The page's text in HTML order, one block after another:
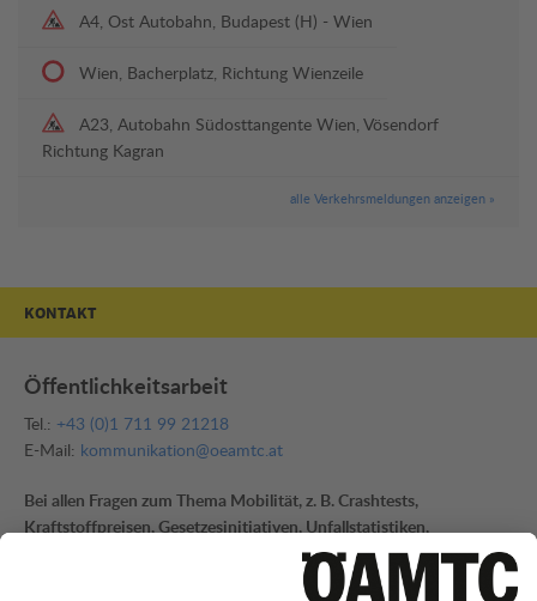
A4, Ost Autobahn, Budapest (H) - Wien
Wien, Bacherplatz, Richtung Wienzeile
A23, Autobahn Südosttangente Wien, Vösendorf
Richtung Kagran
alle Verkehrsmeldungen anzeigen »
KONTAKT
Öffentlichkeitsarbeit
Tel.: +43 (0)1 711 99 21218
E-Mail: kommunikation@oeamtc.at
Bei allen Fragen zum Thema Mobilität, z. B. Crashtests,
Kraftstoffpreisen, Gesetzesinitiativen, Unfallstatistiken,
alternativen Antrieben, Pannenhilfe und Einsatzzahlen sowie
sämtliche Fragen zu Reise, Fahrtechnik und Flugrettung.